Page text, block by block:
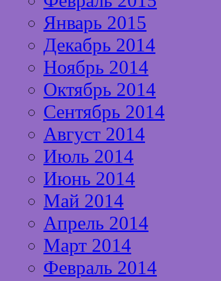
Январь 2015
Декабрь 2014
Ноябрь 2014
Октябрь 2014
Сентябрь 2014
Август 2014
Июль 2014
Июнь 2014
Май 2014
Апрель 2014
Март 2014
Февраль 2014